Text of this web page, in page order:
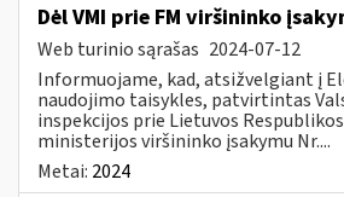
Dėl VMI prie FM viršininko
Web turinio sąrašas 2024-07-12
Informuojame, kad, atsižvelgiant į
naudojimo taisykles, patvirtintas
inspekcijos prie Lietuvos
ministerijos viršininko įsakymu Nr....
Metai: 2024